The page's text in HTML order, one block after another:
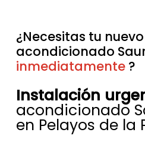
¿Necesitas tu
acondicionado
inmediatamente
sin esperas?
Instalación
acondicionado
en Pelayos de la